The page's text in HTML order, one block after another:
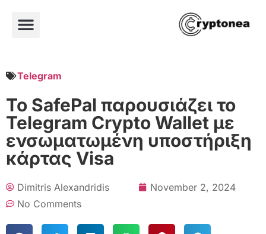
Telegram
Το SafePal παρουσιάζει το
Telegram Crypto Wallet με
ενσωματωμένη υποστήριξη
κάρτας Visa
Dimitris Alexandridis
November 2, 2024
No Comments